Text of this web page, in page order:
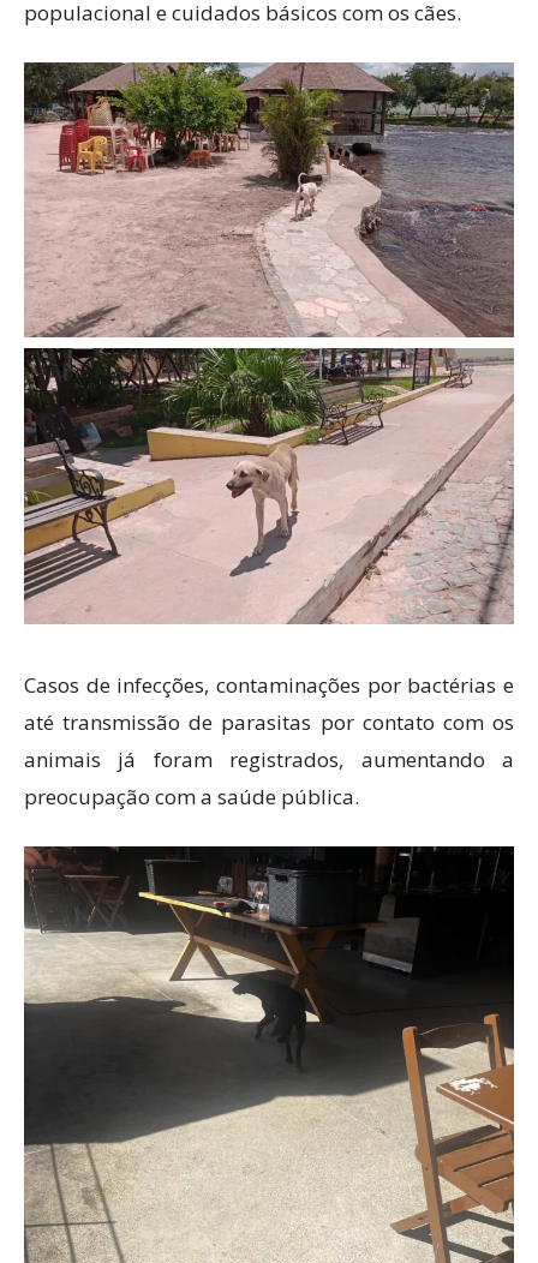
populacional e cuidados básicos com os cães.
Casos de infecções, contaminações por bactérias e
até transmissão de parasitas por contato com os
animais já foram registrados, aumentando a
preocupação com a saúde pública.